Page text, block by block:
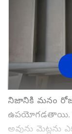
నిజానికి మనం
ఉపయోగడతాయి.
అవును మెట్లను